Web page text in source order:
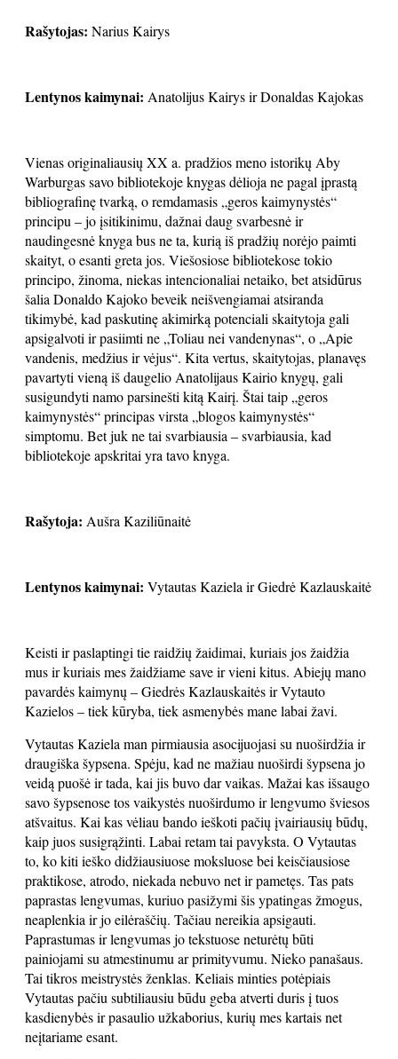
Rašytojas: Narius Kairys
Lentynos kaimynai: Anatolijus Kairys ir Donaldas Kajokas
Vienas originaliausių XX a. pradžios meno istorikų Aby
Warburgas savo bibliotekoje knygas dėlioja ne pagal įprastą
bibliografinę tvarką, o remdamasis „geros kaimynystės“
principu – jo įsitikinimu, dažnai daug svarbesnė ir
naudingesnė knyga bus ne ta, kurią iš pradžių norėjo paimti
skaityt, o esanti greta jos. Viešosiose bibliotekose tokio
principo, žinoma, niekas intencionaliai netaiko, bet atsidūrus
šalia Donaldo Kajoko beveik neišvengiamai atsiranda
tikimybė, kad paskutinę akimirką potenciali skaitytoja gali
apsigalvoti ir pasiimti ne „Toliau nei vandenynas“, o „Apie
vandenis, medžius ir vėjus“. Kita vertus, skaitytojas, planavęs
pavartyti vieną iš daugelio Anatolijaus Kairio knygų, gali
susigundyti namo parsinešti kitą Kairį. Štai taip „geros
kaimynystės“ principas virsta „blogos kaimynystės“
simptomu. Bet juk ne tai svarbiausia – svarbiausia, kad
bibliotekoje apskritai yra tavo knyga.
Rašytoja: Aušra Kaziliūnaitė
Lentynos kaimynai: Vytautas Kaziela ir Giedrė Kazlauskaitė
Keisti ir paslaptingi tie raidžių žaidimai, kuriais jos žaidžia
mus ir kuriais mes žaidžiame save ir vieni kitus. Abiejų mano
pavardės kaimynų – Giedrės Kazlauskaitės ir Vytauto
Kazielos – tiek kūryba, tiek asmenybės mane labai žavi.
Vytautas Kaziela man pirmiausia asocijuojasi su nuoširdžia ir
draugiška šypsena. Spėju, kad ne mažiau nuoširdi šypsena jo
veidą puošė ir tada, kai jis buvo dar vaikas. Mažai kas išsaugo
savo šypsenose tos vaikystės nuoširdumo ir lengvumo šviesos
atšvaitus. Kai kas vėliau bando ieškoti pačių įvairiausių būdų,
kaip juos susigrąžinti. Labai retam tai pavyksta. O Vytautas
to, ko kiti ieško didžiausiuose moksluose bei keisčiausiose
praktikose, atrodo, niekada nebuvo net ir pametęs. Tas pats
paprastas lengvumas, kuriuo pasižymi šis ypatingas žmogus,
neaplenkia ir jo eilėraščių. Tačiau nereikia apsigauti.
Paprastumas ir lengvumas jo tekstuose neturėtų būti
painiojami su atmestinumu ar primityvumu. Nieko panašaus.
Tai tikros meistrystės ženklas. Keliais minties potėpiais
Vytautas pačiu subtiliausiu būdu geba atverti duris į tuos
kasdienybės ir pasaulio užkaborius, kurių mes kartais net
neįtariame esant.